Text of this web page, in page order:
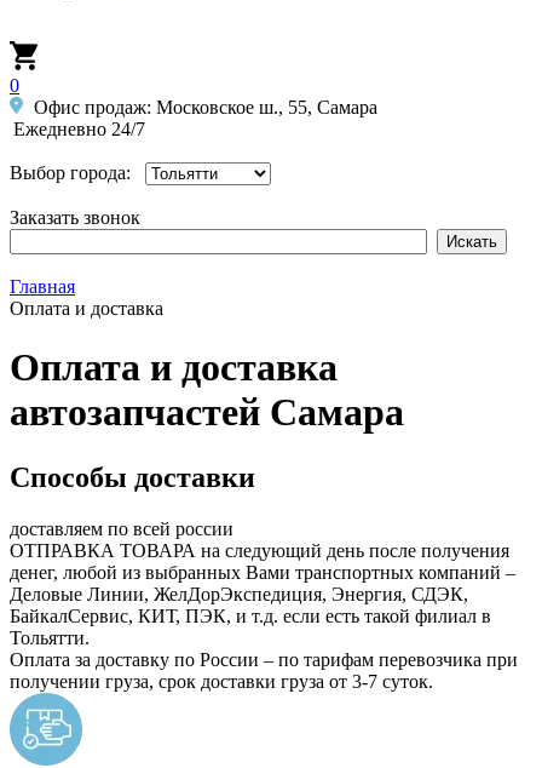
0
Офис продаж: Московское ш., 55, Самара
Ежедневно 24/7
Выбор города:
Заказать звонок
Главная
Оплата и доставка
Оплата и доставка
автозапчастей Самара
Способы доставки
доставляем по всей россии
ОТПРАВКА ТОВАРА на следующий день после получения
денег, любой из выбранных Вами транспортных компаний –
Деловые Линии, ЖелДорЭкспедиция, Энергия, СДЭК,
БайкалСервис, КИТ, ПЭК, и т.д. если есть такой филиал в
Тольятти.
Оплата за доставку по России – по тарифам перевозчика при
получении груза, срок доставки груза от 3-7 суток.